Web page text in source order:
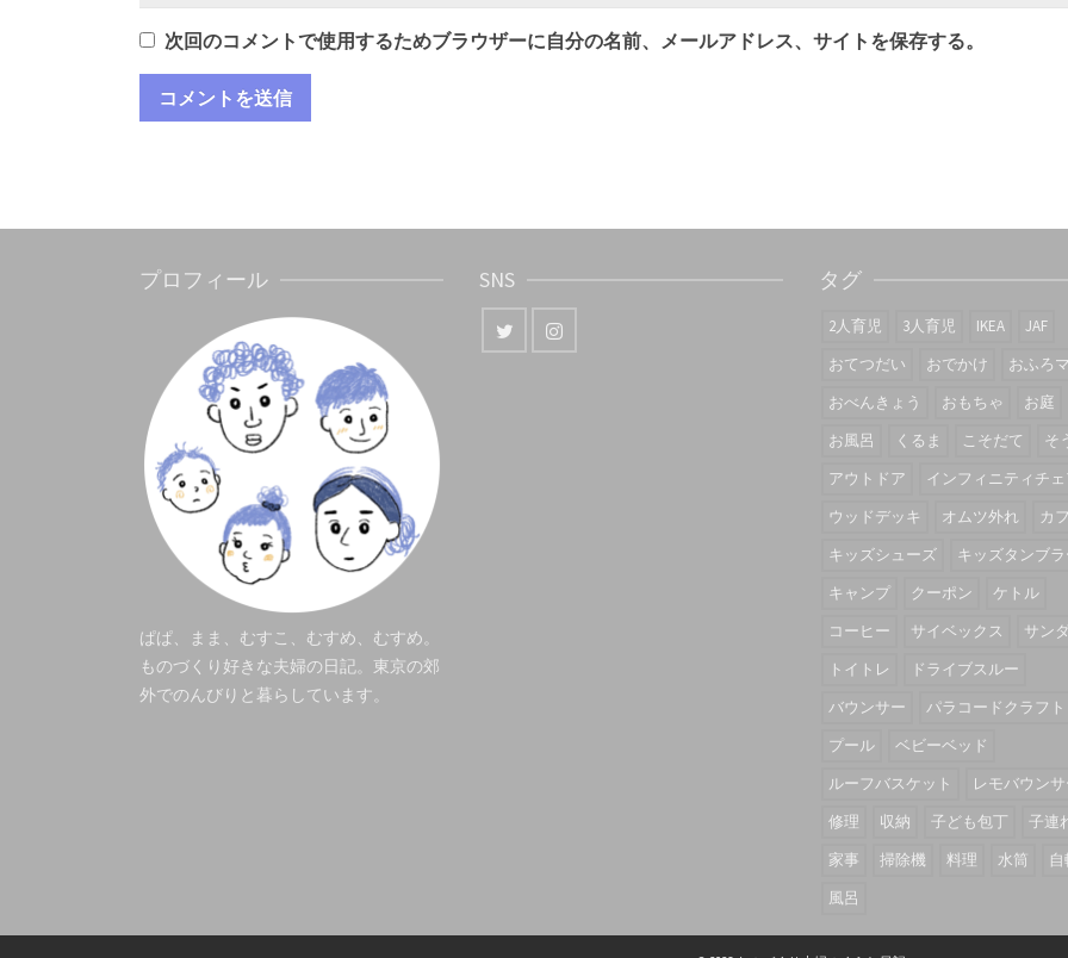
次回のコメントで使用するためブラウザーに自分の名前、メールアドレス、サイトを保存する。
プロフィール
ぱぱ、まま、むすこ、むすめ、むすめ。
ものづくり好きな夫婦の日記。東京の郊
外でのんびりと暮らしています。
SNS タグ
2人育児 3人育児 IKEA
JAF
おてつだい
おでかけ
おふろ
おべんきょう
おもちゃ
お庭
お風呂
くるま こそだて
そ
アウトドア
インフィニティチ
ウッドデッキ
オムツ外れ
カ
キッズシューズ
キッズタンブ
キャンプ
クーポン
ケトル
コーヒー
サイベックス
サン
トイトレ
ドライブスルー
バウンサー
パラコードクラフト
プール
ベビーベッド
ルーフバスケット
レモバウン
修理
収納 子ども包丁
子連
家事
掃除機 料理 水筒
風呂